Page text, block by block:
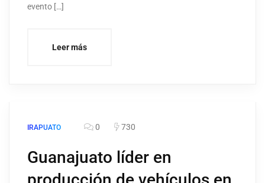
evento […]
Leer más
IRAPUATO 0 730
Guanajuato líder en